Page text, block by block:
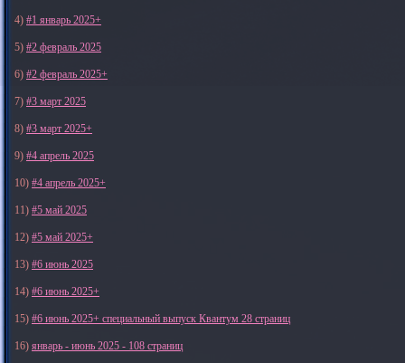
4) #1 январь 2025+
5) #2 февраль 2025
6) #2 февраль 2025+
7) #3 март 2025
8) #3 март 2025+
9) #4 апрель 2025
10) #4 апрель 2025+
11) #5 май 2025
12) #5 май 2025+
13) #6 июнь 2025
14) #6 июнь 2025+
15) #6 июнь 2025+ специальный выпуск Квантум 28 страниц
16) январь - июнь 2025 - 108 страниц